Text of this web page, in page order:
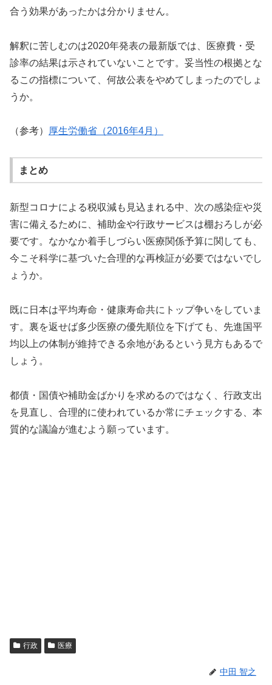
合う効果があったかは分かりません。
解釈に苦しむのは2020年発表の最新版では、医療費・受
診率の結果は示されていないことです。妥当性の根拠とな
るこの指標について、何故公表をやめてしまったのでしょ
うか。
（参考） 厚生労働省（2016年4月）
まとめ
新型コロナによる税収減も見込まれる中、次の感染症や災
害に備えるために、補助金や行政サービスは棚おろしが必
要です。なかなか着手しづらい医療関係予算に関しても、
今こそ科学に基づいた合理的な再検証が必要ではないでし
ょうか。
既に日本は平均寿命・健康寿命共にトップ争いをしていま
す。裏を返せば多少医療の優先順位を下げても、先進国平
均以上の体制が維持できる余地があるという見方もあるで
しょう。
都債・国債や補助金ばかりを求めるのではなく、行政支出
を見直し、合理的に使われているか常にチェックする、本
質的な議論が進むよう願っています。
行政 医療
中田 智之